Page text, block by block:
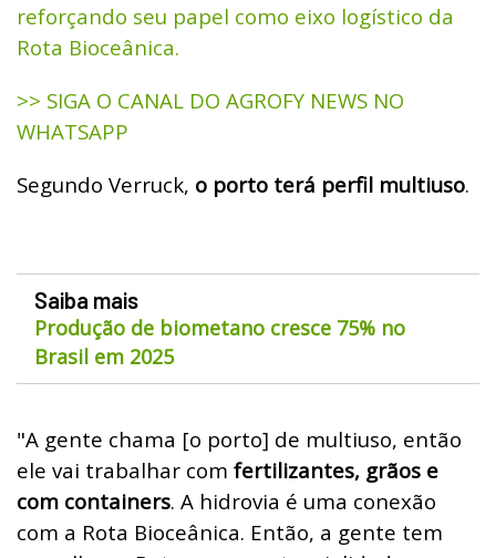
reforçando seu papel como eixo logístico da
Rota Bioceânica.
>> SIGA O CANAL DO AGROFY NEWS NO
WHATSAPP
Segundo Verruck, o porto terá perfil multiuso.
Saiba mais
Produção de biometano cresce 75% no
Brasil em 2025
"A gente chama [o porto] de multiuso, então
ele vai trabalhar com fertilizantes, grãos e
com containers. A hidrovia é uma conexão
com a Rota Bioceânica. Então, a gente tem